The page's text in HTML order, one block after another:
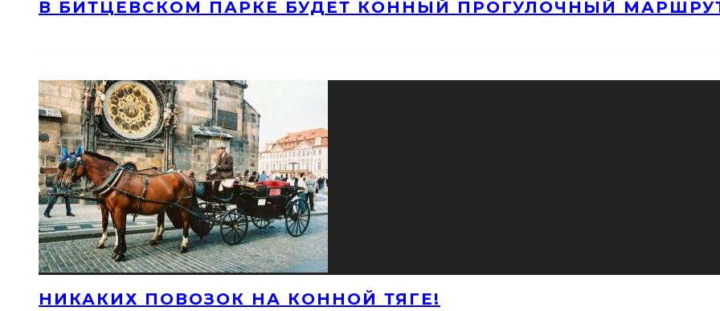
В БИТЦЕВСКОМ ПАРКЕ БУДЕТ КОННЫЙ ПРОГУЛОЧНЫЙ
НИКАКИХ ПОВОЗОК НА КОННОЙ ТЯГЕ!